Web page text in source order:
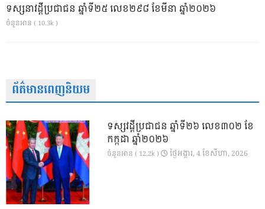
ទស្សនាវដ្ដីប្រជាជន ឆ្នាំទី២៥ លេខ២៩៨ ខែមីនា ឆ្នាំ២០២៦
ចំនួនអាន ( 10.3k )
ព័ត៌មានពេញនិយម
ទស្សវដ្តីប្រជាជន ឆ្នាំទី២៦ លេខ៣០២ ខែ
កក្កដា ឆ្នាំ២០២៦
ចំនួនអាន ( 12.2k ) ថ្ងៃ​អង្គារ, 4 ខែ​សីហា, 2026